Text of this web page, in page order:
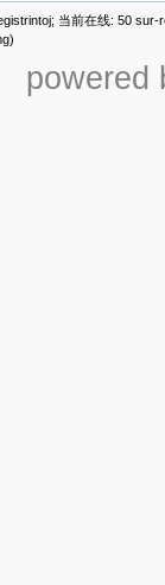
当前在线: 50
powered